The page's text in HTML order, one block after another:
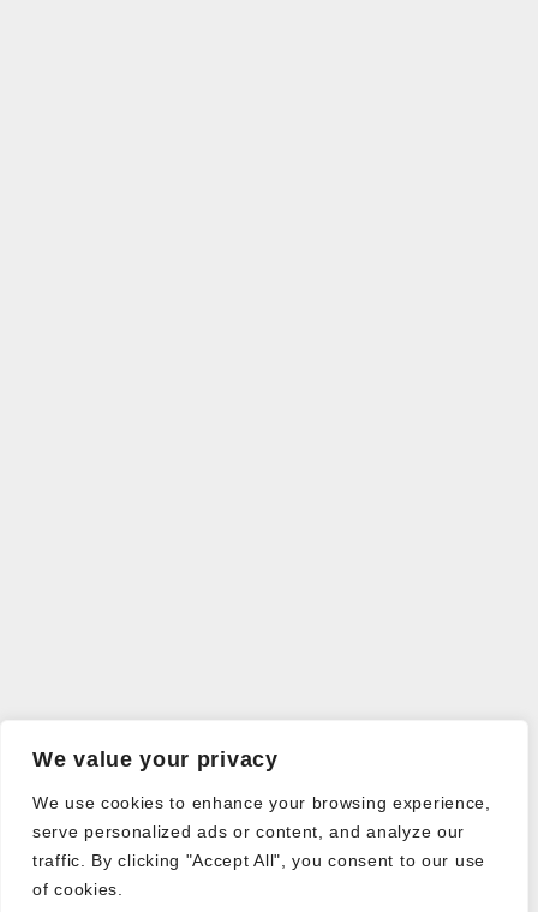
We value your privacy
We use cookies to enhance your browsing experience,
serve personalized ads or content, and analyze our
traffic. By clicking "Accept All", you consent to our use
of cookies.